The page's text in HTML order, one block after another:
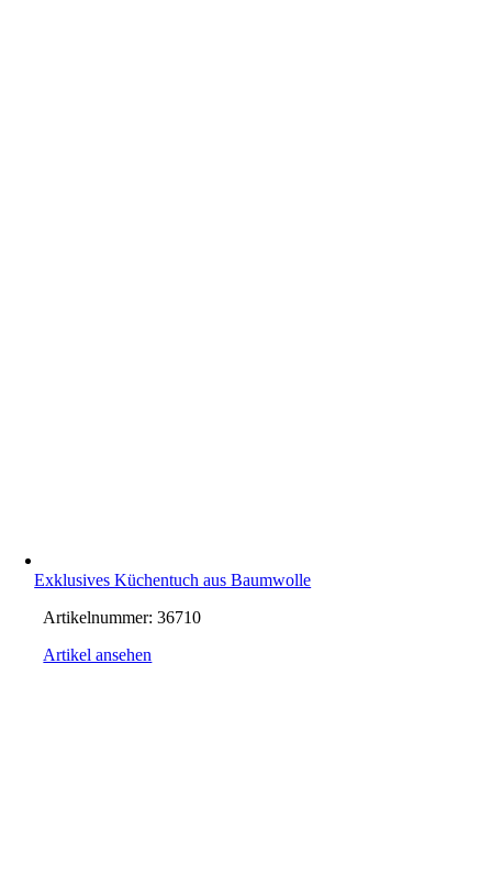
Exklusives Küchentuch aus Baumwolle
Artikelnummer:36710
Artikel ansehen